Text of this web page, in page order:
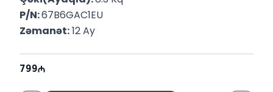
P/N: 67B6GAC1EU
Zəmanət: 12 Ay
799